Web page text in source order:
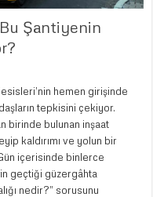
Şantiyenin
hemen girişinde
tepkisini çekiyor.
birinde bulunan inşaat
kaldırımı ve yolun bir
içerisinde binlerce
geçtiği güzergâhta
nedir?” sorusunu